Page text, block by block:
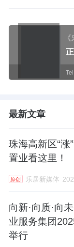
办公首层大堂
用垂直电梯、
室、管井、库
套设施。
据了解，除首
值得注意的是
况。
拍卖标的抵押
司，且已被珠
最新文章
珠海高新区“涨
置业看这里！
原创 乐居新媒体
向新·向质·向
业服务集团
举行